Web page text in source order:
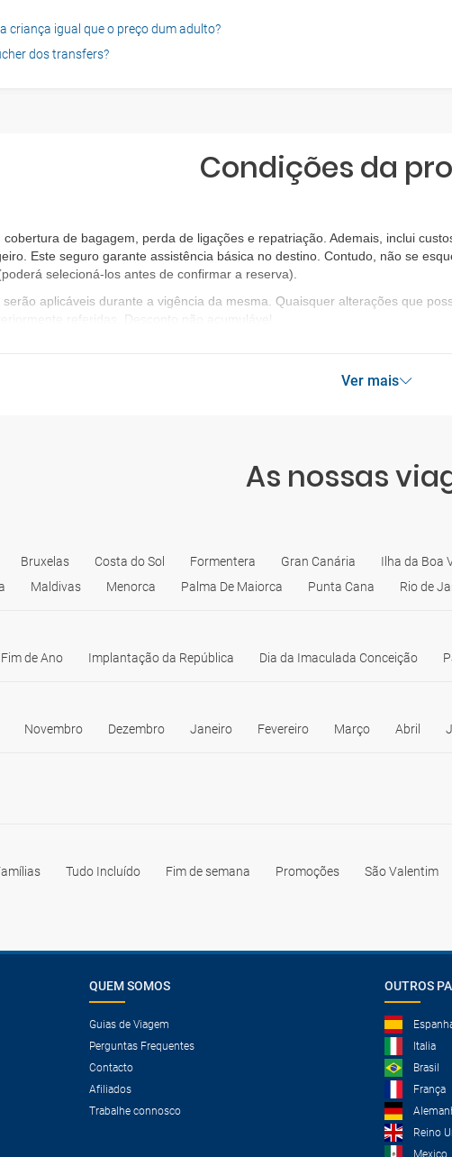
criança igual que o preço dum adulto?
dos transfers?
Condições da
cobertura de bagagem, perda de ligações e repatriação. Ademais, inclui
Este seguro garante assistência básica no destino. Contudo, não se
selecioná-los antes de confirmar a reserva).
aplicáveis durante a vigência da mesma. Quaisquer alterações que
referidas. Desconto não acumulável.
Ver mais
As nossas
Bruxelas Costa do Sol Formentera Gran Canária Ilha da Boa
Maldivas Menorca Palma De Maiorca Punta Cana Rio de
de Ano Implantação da República Dia da Imaculada Conceição
Novembro Dezembro Janeiro Fevereiro Março Abril
Tudo Incluído Fim de semana Promoções São Valentim
QUEM SOMOS
Guias de Viagem
Perguntas Frequentes
Contacto
Afiliados
Trabalhe connosco
OUTROS
Italia
Brasil
França
Reino
Mexico